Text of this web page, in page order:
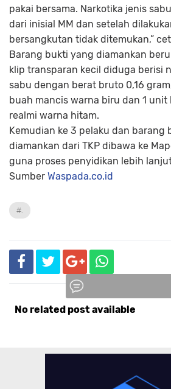
pakai bersama. Narkotika jenis
dari inisial MM dan setelah
bersangkutan tidak ditemukan,”
Barang bukti yang diamankan
klip transparan kecil diduga berisi
sabu dengan berat bruto 0,16
buah mancis warna biru dan 1
realmi warna hitam.
Kemudian ke 3 pelaku dan barang
diamankan dari TKP dibawa ke
guna proses penyidikan lebih
Sumber Waspada.co.id
#.
No related post available